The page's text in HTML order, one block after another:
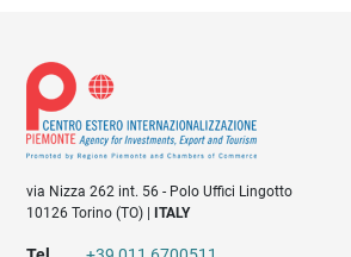
via Nizza 262 int. 56 - Polo Uffici Lingotto
10126 Torino (TO) |
ITALY